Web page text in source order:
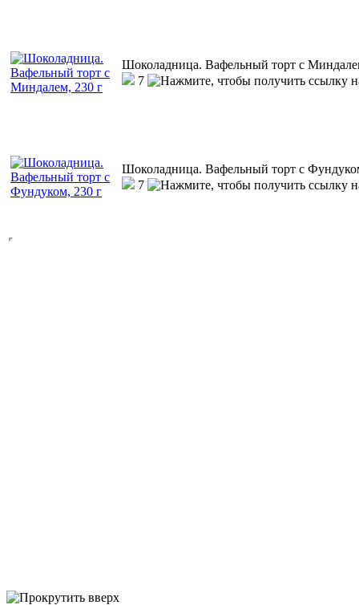
Шоколадница. Вафельный торт с
7
Шоколадница. Вафельный торт с
7